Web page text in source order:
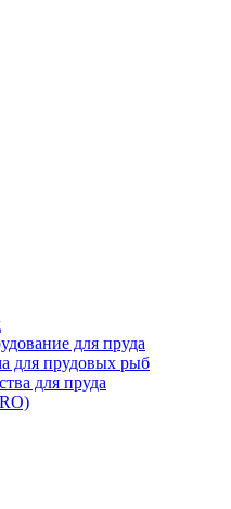
для пруда
для прудовых рыб
для пруда